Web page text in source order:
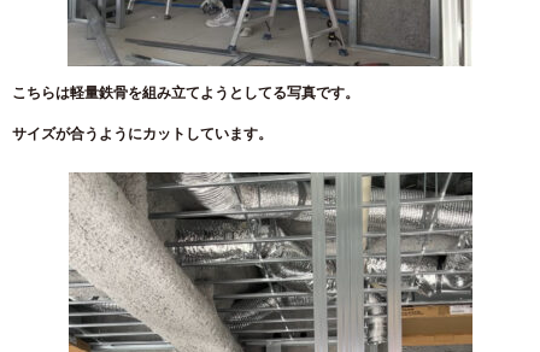
こちらは軽量鉄骨を組み立てようとしてる写真です。
サイズが合うようにカットしています。